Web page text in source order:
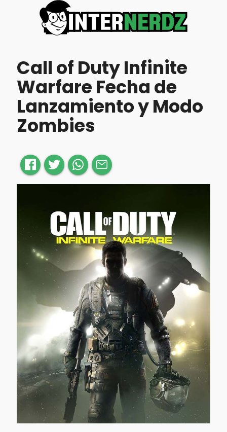
Call of Duty Infinite
Warfare Fecha de
Lanzamiento y Modo
Zombies